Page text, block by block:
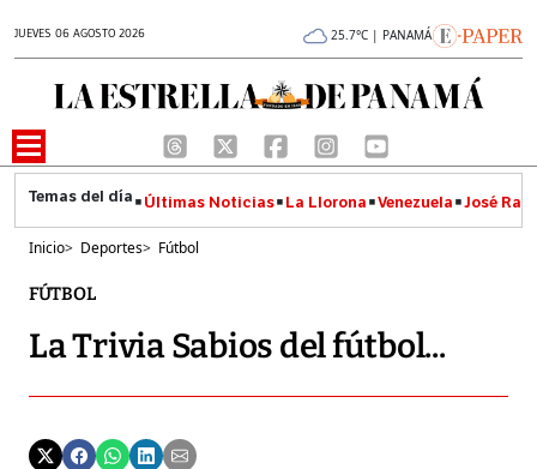
JUEVES 06 AGOSTO 2026 25.7°C | PANAMÁ
Últimas Noticias La Llorona Venezuela José
Inicio> Deportes> Fútbol
FÚTBOL
La Trivia Sabios del fútbol...